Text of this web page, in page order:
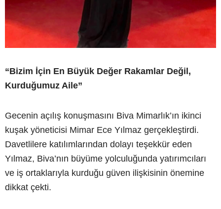
“Bizim İçin En Büyük Değer Rakamlar Değil,
Kurduğumuz Aile”
Gecenin açılış konuşmasını Biva Mimarlık’ın ikinci
kuşak yöneticisi Mimar Ece Yılmaz gerçekleştirdi.
Davetlilere katılımlarından dolayı teşekkür eden
Yılmaz, Biva’nın büyüme yolculuğunda yatırımcıları
ve iş ortaklarıyla kurduğu güven ilişkisinin önemine
dikkat çekti.